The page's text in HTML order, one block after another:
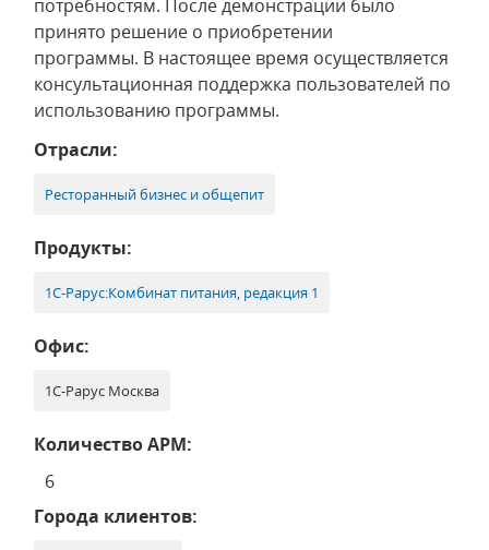
потребностям. После демонстрации было
принято решение о приобретении
программы. В настоящее время осуществляется
консультационная поддержка пользователей по
использованию программы.
Отрасли:
Ресторанный бизнес и общепит
Продукты:
1С-Рарус:Комбинат питания, редакция 1
Офис:
1С-Рарус Москва
Количество АРМ:
6
Города клиентов: